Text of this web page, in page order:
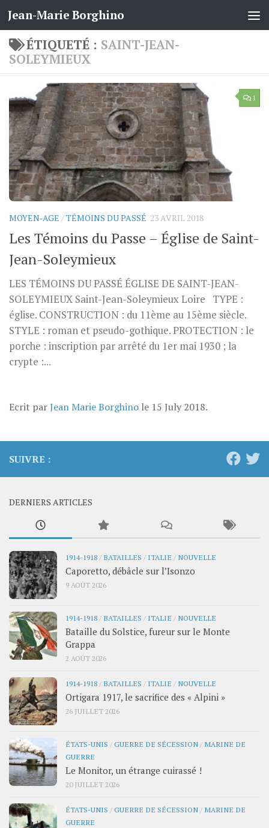
Skip to content
Jean-Marie Borghino
ÉTIQUETÉ : SAINT-JEAN-
SOLEYMIEUX
1
MOYEN-AGE /TÉMOINS DU PASSÉ 23 AVRIL 2018
Les Témoins du Passe – Église de Saint-
Jean-Soleymieux
LES TÉMOINS DU PASSÉ ÉGLISE DE SAINT-JEAN-
SOLEYMIEUX Saint-Jean-Soleymieux Loire TYPE :
église. CONSTRUCTION : du 11ème au 15ème siècle.
STYLE : roman et pseudo-gothique. PROTECTION : le
porche : inscription par arrêté du 1er mai 1930 ; la
crypte :...
Ecrit parJean Marie Borghino le 15 July 2018.
SUIVRE :
DERNIERS ARTICLES
1914-1918 / BATAILLES / ITALIE / NOUVELLE
Caporetto, débâcle sur l’Isonzo
9 AOÛT 2026
1914-1918 / BATAILLES / ITALIE / NOUVELLE
Bataille du Solstice, fureur sur le Monte
Grappa
2 AOÛT 2026
1914-1918 / BATAILLES / ITALIE / NOUVELLE
Ortigara 1917, le sacrifice des « Alpini »
26 JUILLET 2026
ÉTATS-UNIS /GUERRE DE SÉCESSION / MARINE DE
GUERRE
Le Monitor, un étrange cuirassé !
20 JUILLET 2026
ÉTATS-UNIS /GUERRE DE SÉCESSION / MARINE DE
GUERRE